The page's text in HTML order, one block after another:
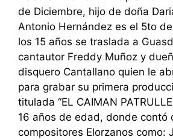
de Diciembre, hijo de doña
Antonio Hernández es el 5to
los 15 años se traslada a
cantautor Freddy Muñoz y
disquero Cantallano quien le
para grabar su primera
titulada “EL CAIMAN
16 años de edad, donde contó
compositores Elorzanos como: